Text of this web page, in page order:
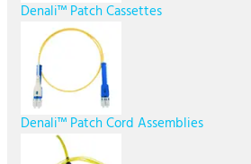
Denali™ Patch Cassettes
Denali™ Patch Cord Assemblies